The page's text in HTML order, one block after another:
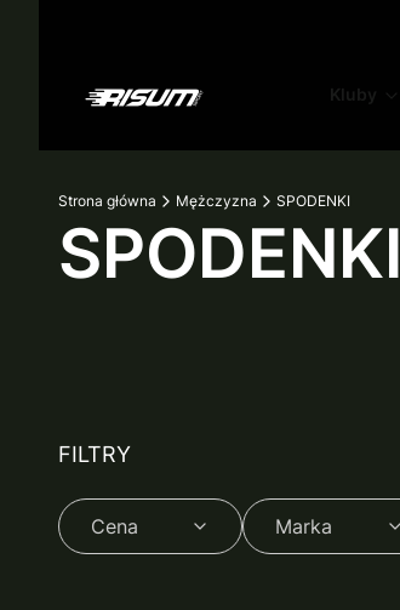
Kluby
Strona główna Mężczyzna SPODENKI
SPODENKI
FILTRY
Cena Marka